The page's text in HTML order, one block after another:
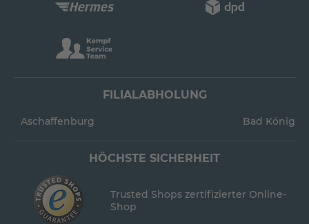
FILIALABHOLUNG
Aschaffenburg Bad König
HÖCHSTE SICHERHEIT
Trusted Shops zertifizierter Online-
Shop